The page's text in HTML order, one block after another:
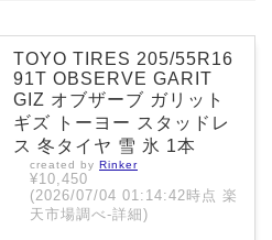
TOYO TIRES 205/55R16
91T OBSERVE GARIT
GIZ オブザーブ ガリット
ギズ トーヨー スタッドレ
ス 冬タイヤ 雪 氷 1本
created by Rinker
¥10,450
(2026/07/04 01:14:42時点 楽
天市場調べ-詳細)